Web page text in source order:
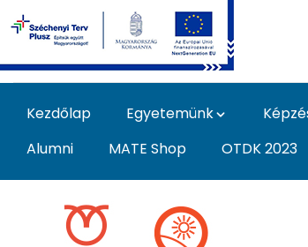
Ugrás a fő tartalomhoz
Kezdőlap Egyetemünk
Alumni
MATE Shop OTDK 2023
Célom, hogy a